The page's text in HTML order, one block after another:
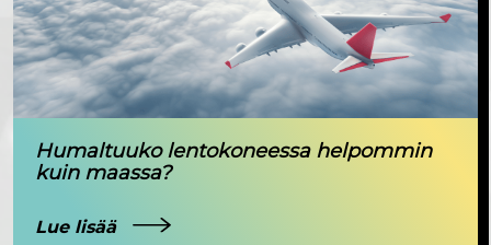
Humaltuuko lentokoneessa helpommin
kuin maassa?
Lue lisää